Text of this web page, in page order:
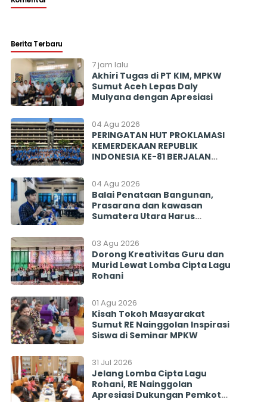
Berita Terbaru
7 jam lalu
Akhiri Tugas di PT KIM, MPKW
Sumut Aceh Lepas Daly
Mulyana dengan Apresiasi
04 Agu 2026
PERINGATAN HUT PROKLAMASI
KEMERDEKAAN REPUBLIK
INDONESIA KE-81 BERJALAN
BANGSA
04 Agu 2026
Balai Penataan Bangunan,
Prasarana dan kawasan
Sumatera Utara Harus
2026 Menyisakan Banyak
Tanda Tanya
03 Agu 2026
Dorong Kreativitas Guru dan
Murid Lewat Lomba Cipta Lagu
Rohani
01 Agu 2026
Kisah Tokoh Masyarakat
Sumut RE Nainggolan Inspirasi
Siswa di Seminar MPKW
31 Jul 2026
Jelang Lomba Cipta Lagu
Rohani, RE Nainggolan
Apresiasi Dukungan Pemkot